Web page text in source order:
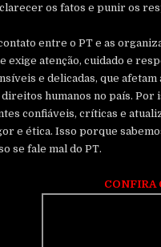
os fatos e punir os
entre o PT e as
exige atenção, cuidado e
e delicadas, que afetam
direitos humanos no país.
confiáveis, críticas e
e ética. Isso porque
se fale mal do PT.
CONFIRA